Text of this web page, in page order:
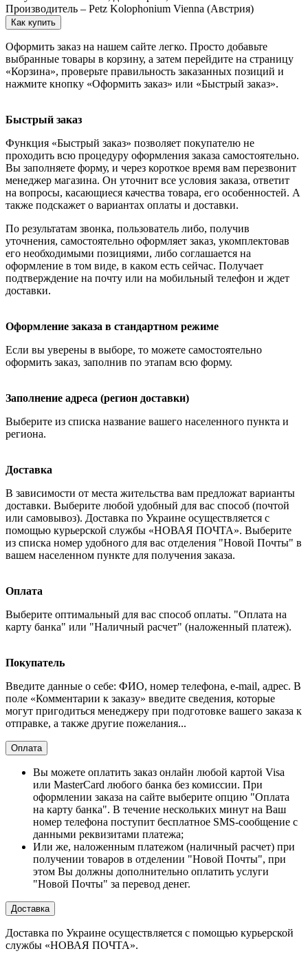
Производитель – Petz Kolophonium Vienna (Австрия)
Как купить
Оформить заказ на нашем сайте легко. Просто добавьте
выбранные товары в корзину, а затем перейдите на страницу
«Корзина», проверьте правильность заказанных позиций и
нажмите кнопку «Оформить заказ» или «Быстрый заказ».
Быстрый заказ
Функция «Быстрый заказ» позволяет покупателю не
проходить всю процедуру оформления заказа самостоятельно.
Вы заполняете форму, и через короткое время вам перезвонит
менеджер магазина. Он уточнит все условия заказа, ответит
на вопросы, касающиеся качества товара, его особенностей. А
также подскажет о вариантах оплаты и доставки.
По результатам звонка, пользователь либо, получив
уточнения, самостоятельно оформляет заказ, укомплектовав
его необходимыми позициями, либо соглашается на
оформление в том виде, в каком есть сейчас. Получает
подтверждение на почту или на мобильный телефон и ждет
доставки.
Оформление заказа в стандартном режиме
Если вы уверены в выборе, то можете самостоятельно
оформить заказ, заполнив по этапам всю форму.
Заполнение адреса (регион доставки)
Выберите из списка название вашего населенного пункта и
региона.
Доставка
В зависимости от места жительства вам предложат варианты
доставки. Выберите любой удобный для вас способ (почтой
или самовывоз). Доставка по Украине осуществляется с
помощью курьерской службы «НОВАЯ ПОЧТА». Выберите
из списка номер удобного для вас отделения "Новой Почты" в
вашем населенном пункте для получения заказа.
Оплата
Выберите оптимальный для вас способ оплаты. "Оплата на
карту банка" или "Наличный расчет" (наложенный платеж).
Покупатель
Введите данные о себе: ФИО, номер телефона, e-mail, адрес. В
поле «Комментарии к заказу» введите сведения, которые
могут пригодиться менеджеру при подготовке вашего заказа к
отправке, а также другие пожелания...
Оплата
Вы можете оплатить заказ онлайн любой картой Visa
или MasterCard любого банка без комиссии. При
оформлении заказа на сайте выберите опцию "Оплата
на карту банка". В течение нескольких минут на Ваш
номер телефона поступит бесплатное SMS-сообщение с
данными реквизитами платежа;
Или же, наложенным платежом (наличный расчет) при
получении товаров в отделении "Новой Почты", при
этом Вы должны дополнительно оплатить услуги
"Новой Почты" за перевод денег.
Доставка
Доставка по Украине осуществляется с помощью курьерской
службы «НОВАЯ ПОЧТА».